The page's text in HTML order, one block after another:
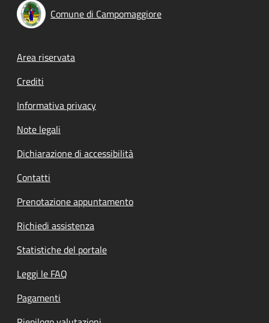
Comune di Campomaggiore
Footer menu
Area riservata
Crediti
Informativa privacy
Note legali
Dichiarazione di accessibilità
Contatti
Prenotazione appuntamento
Richiedi assistenza
Statistiche del portale
Leggi le FAQ
Pagamenti